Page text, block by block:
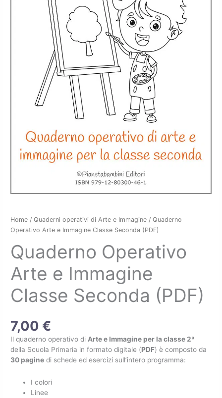
Home /Quaderni operativi di Arte e Immagine / Quaderno
Operativo Arte e Immagine Classe Seconda (PDF)
Quaderno Operativo
Arte e Immagine
Classe Seconda (PDF)
7,00 €
Il quaderno operativo di Arte e Immagine per la classe 2ª
della Scuola Primaria in formato digitale (PDF) è composto da
30 pagine di schede ed esercizi sull’intero programma:
I colori
Linee
Quaderno
Operativo
e
Immagine
Classe
Seconda
(PDF)
quantità